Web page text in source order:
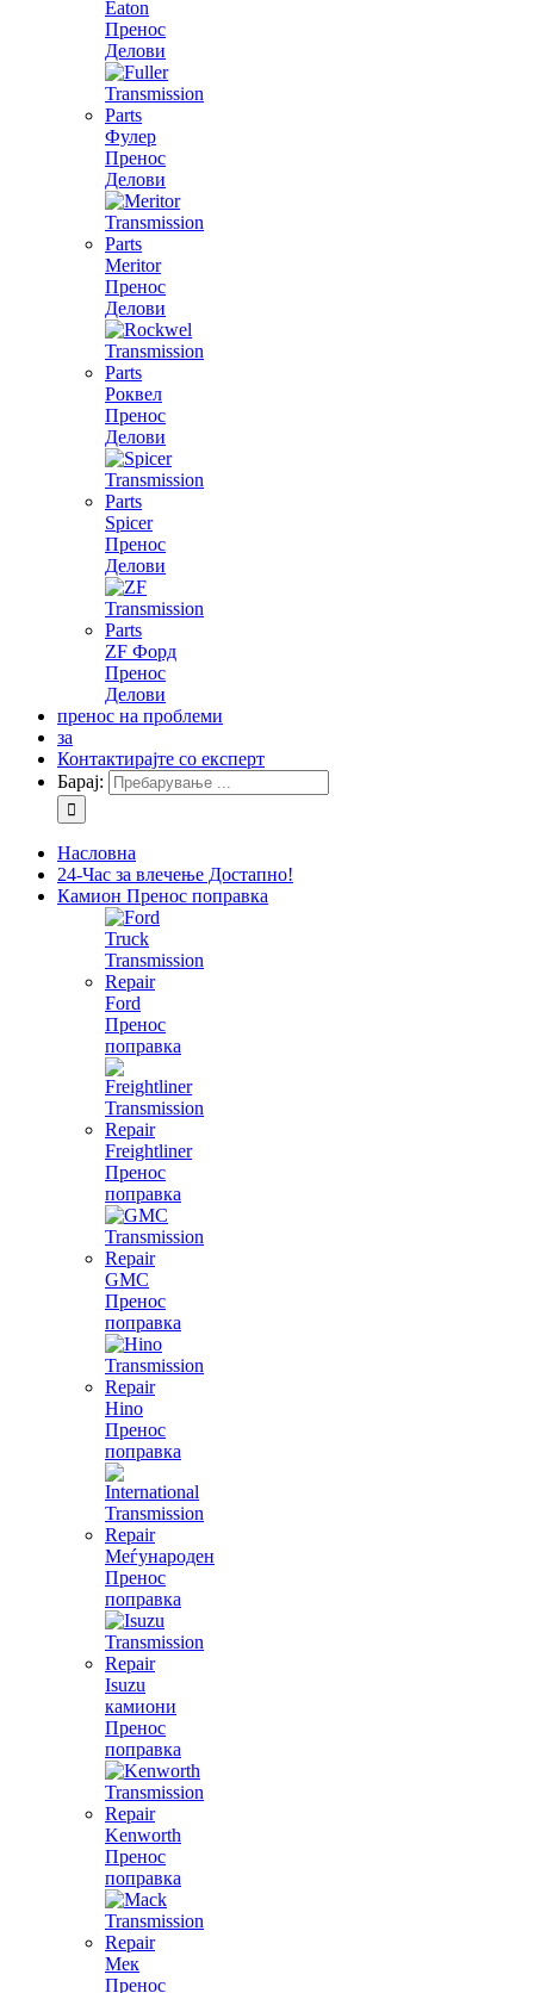
Eaton
Пренос
Делови
Фулер
Пренос
Делови
Meritor
Пренос
Делови
Роквел
Пренос
Делови
Spicer
Пренос
Делови
ZF Форд
Пренос
Делови
пренос на проблеми
за
Контактирајте со експерт
Барај:
Насловна
24-Час за влечење Достапно!
Камион Пренос поправка
Ford
Пренос
поправка
Freightliner
Пренос
поправка
GMC
Пренос
поправка
Hino
Пренос
поправка
Меѓународен
Пренос
поправка
Isuzu
камиони
Пренос
поправка
Kenworth
Пренос
поправка
Мек
Пренос